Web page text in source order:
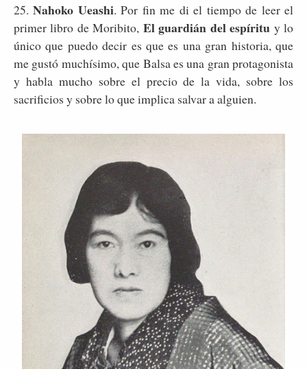
25.Nahoko Ueashi. Por fin me di el tiempo de leer el
primer libro de Moribito, El guardián del espíritu y lo
único que puedo decir es que es una gran historia, que
me gustó muchísimo, que Balsa es una gran protagonista
y habla mucho sobre el precio de la vida, sobre los
sacrificios y sobre lo que implica salvar a alguien.